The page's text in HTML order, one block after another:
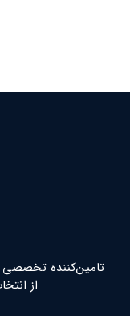
تامین‌کننده تخصصی
از